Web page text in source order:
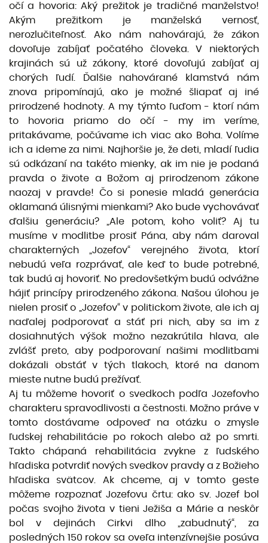
očí a hovoria: Aký prežitok je tradičné manželstvo!
Akým prežitkom je manželská vernosť,
nerozlučiteľnosť. Ako nám nahovárajú, že zákon
dovoľuje zabíjať počatého človeka. V niektorých
krajinách sú už zákony, ktoré dovoľujú zabíjať aj
chorých ľudí. Ďalšie nahovárané klamstvá nám
znova pripomínajú, ako je možné šliapať aj iné
prirodzené hodnoty. A my týmto ľuďom - ktorí nám
to hovoria priamo do očí - my im veríme,
pritakávame, počúvame ich viac ako Boha. Volíme
ich a ideme za nimi. Najhoršie je, že deti, mladí ľudia
sú odkázaní na takéto mienky, ak im nie je podaná
pravda o živote a Božom aj prirodzenom zákone
naozaj v pravde! Čo si ponesie mladá generácia
oklamaná úlisnými mienkami? Ako bude vychovávať
ďalšiu generáciu? „Ale potom, koho voliť? Aj tu
musíme v modlitbe prosiť Pána, aby nám daroval
charakterných „Jozefov“ verejného života, ktorí
nebudú veľa rozprávať, ale keď to bude potrebné,
tak budú aj hovoriť. No predovšetkým budú odvážne
hájiť princípy prirodzeného zákona. Našou úlohou je
nielen prosiť o „Jozefov“ v politickom živote, ale ich aj
naďalej podporovať a stáť pri nich, aby sa im z
dosiahnutých výšok možno nezakrútila hlava, ale
zvlášť preto, aby podporovaní našimi modlitbami
dokázali obstáť v tých tlakoch, ktoré na danom
mieste nutne budú prežívať.
Aj tu môžeme hovoriť o svedkoch podľa Jozefovho
charakteru spravodlivosti a čestnosti. Možno práve v
tomto dostávame odpoveď na otázku o zmysle
ľudskej rehabilitácie po rokoch alebo až po smrti.
Takto chápaná rehabilitácia zvykne z ľudského
hľadiska potvrdiť nových svedkov pravdy a z Božieho
hľadiska svätcov. Ak chceme, aj v tomto geste
môžeme rozpoznať Jozefovu črtu: ako sv. Jozef bol
počas svojho života v tieni Ježiša a Márie a neskôr
bol v dejinách Cirkvi dlho „zabudnutý“, za
posledných 150 rokov sa oveľa intenzívnejšie posúva